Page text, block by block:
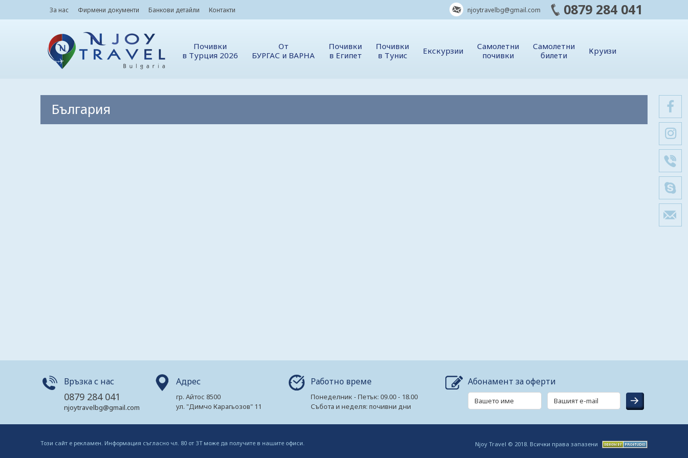
За нас Фирмени документи Банкови детайли Контакти 0879 284 041
njoytravelbg@gmail.com
Почивки
в Турция 2026
От
БУРГАС и ВАРНА
Почивки
в Египет
Почивки
в Тунис
Екскурзии
Самолетни
почивки
Самолетни
билети
Круизи
България
Връзка с нас
0879 284 041
njoytravelbg@gmail.com
Адрес
гр. Айтос 8500
ул. "Димчо Карагьозов" 11
Работно време
Понеделник - Петък: 09.00 - 18.00
Събота и неделя: почивни дни
Абонамент за оферти
Този сайт е рекламен. Информация съгласно чл. 80 от ЗТ може да получите в нашите офиси. Njoy Travel © 2018. Всички права запазени